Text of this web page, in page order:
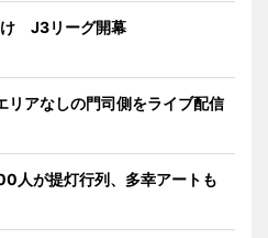
け J3リーグ開幕
リアなしの門司側をライブ配信
人が提灯行列、多幸アートも